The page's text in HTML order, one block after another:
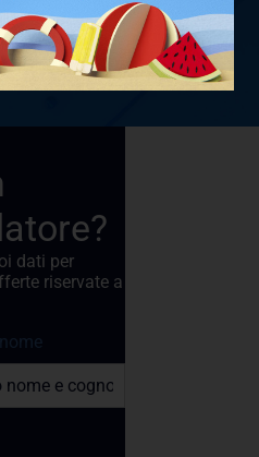
dati per
riservate a